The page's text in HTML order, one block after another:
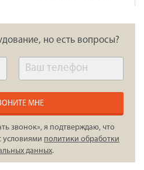
но есть вопросы?
МНЕ
звонок», я подтверждаю, что
условиями политики обработки
данных.